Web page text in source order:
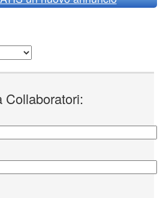
Collaboratori: